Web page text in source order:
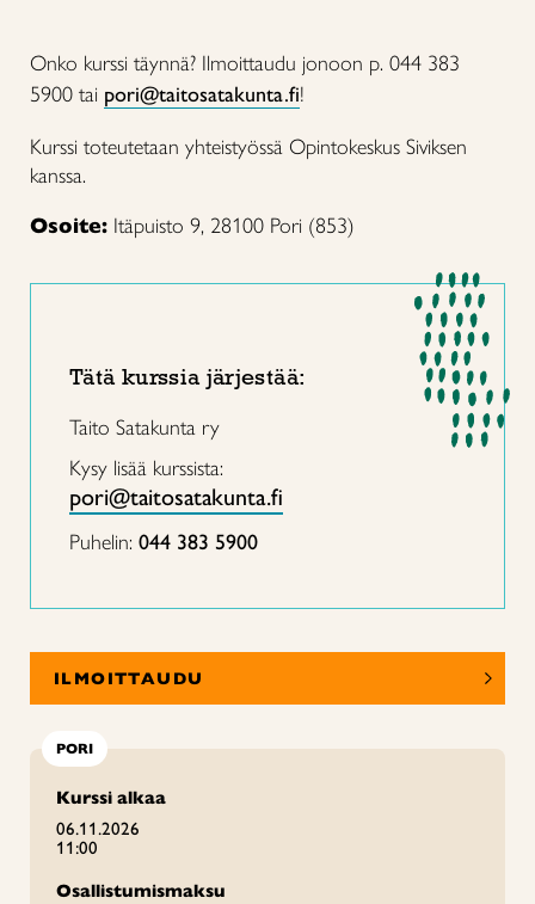
Onko kurssi täynnä? Ilmoittaudu jonoon p. 044 383
5900 tai pori@taitosatakunta.fi!
Kurssi toteutetaan yhteistyössä Opintokeskus Siviksen
kanssa.
Osoite: Itäpuisto 9, 28100 Pori (853)
Tätä kurssia järjestää:
Taito Satakunta ry
Kysy lisää kurssista:
pori@taitosatakunta.fi
Puhelin: 044 383 5900
ILMOITTAUDU
PORI
Kurssi alkaa
06.11.2026
11:00
Osallistumismaksu